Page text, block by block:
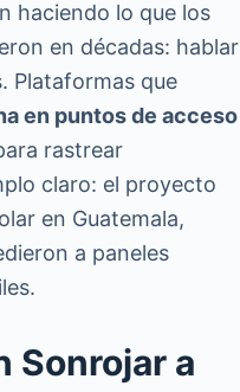
haciendo lo que los
en décadas: hablar
Plataformas que
en puntos de acceso
rastrear
claro: el proyecto
en Guatemala,
a paneles
Sonrojar a